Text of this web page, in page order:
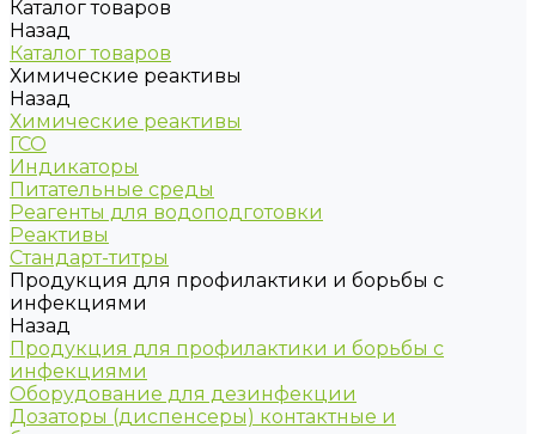
Каталог товаров
Назад
Каталог товаров
Химические реактивы
Назад
Химические реактивы
ГСО
Индикаторы
Питательные среды
Реагенты для водоподготовки
Реактивы
Стандарт-титры
Продукция для профилактики и борьбы с
инфекциями
Назад
Продукция для профилактики и борьбы с
инфекциями
Оборудование для дезинфекции
Дозаторы (диспенсеры) контактные и